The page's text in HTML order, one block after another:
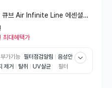
큐브 Air Infinite Line 에센셜베
최대혜택가
부가기능 필터점검알림
음성안
제거 탈취 UV살균
필터